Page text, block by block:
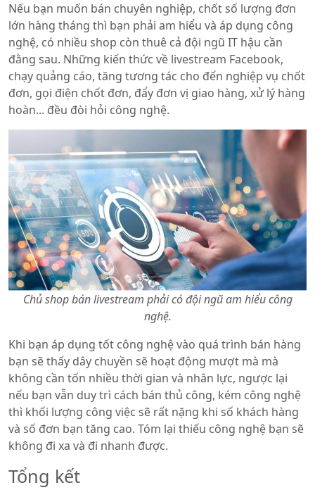
Nếu bạn muốn bán chuyên nghiệp, chốt số lượng đơn
lớn hàng tháng thì bạn phải am hiểu và áp dụng công
nghệ, có nhiều shop còn thuê cả đội ngũ IT hậu cần
đằng sau. Những kiến thức về livestream Facebook,
chạy quảng cáo, tăng tương tác cho đến nghiệp vụ chốt
đơn, gọi điện chốt đơn, đẩy đơn vị giao hàng, xử lý hàng
hoàn... đều đòi hỏi công nghệ.
Chủ shop bán livestream phải có đội ngũ am hiểu công
nghệ.
Khi bạn áp dụng tốt công nghệ vào quá trình bán hàng
bạn sẽ thấy dây chuyền sẽ hoạt động mượt mà mà
không cần tốn nhiều thời gian và nhân lực, ngược lại
nếu bạn vẫn duy trì cách bán thủ công, kém công nghệ
thì khối lượng công việc sẽ rất nặng khi số khách hàng
và số đơn bạn tăng cao. Tóm lại thiếu công nghệ bạn sẽ
không đi xa và đi nhanh được.
Tổng kết